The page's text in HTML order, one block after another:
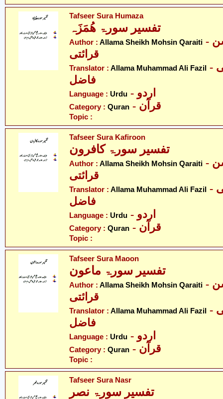
Tafseer Sura Humaza
تفسیر سورۃ ھُمَزَہ
Author : Allama Sheikh Mohsin Qaraiti - علامہ شیخ محسن
قرائتی
Translator : Allama Muhammad Ali Fazil - علامہ محمد علی
فاضل
Language : Urdu - اردو
Category : Quran - قرآن
Topic :
Tafseer Sura Kafiroon
تفسیر سورۃ کافرون
Author : Allama Sheikh Mohsin Qaraiti - علامہ شیخ محسن
قرائتی
Translator : Allama Muhammad Ali Fazil - علامہ محمد علی
فاضل
Language : Urdu - اردو
Category : Quran - قرآن
Topic :
Tafseer Sura Maoon
تفسیر سورۃ ماعون
Author : Allama Sheikh Mohsin Qaraiti - علامہ شیخ محسن
قرائتی
Translator : Allama Muhammad Ali Fazil - علامہ محمد علی
فاضل
Language : Urdu - اردو
Category : Quran - قرآن
Topic :
Tafseer Sura Nasr
تفسیر سورۃ نصر